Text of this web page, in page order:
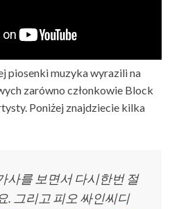
piosenki muzyka wyrazili na
zarówno członkowie Block
Poniżej znajdziecie kilka
사를 보면서 다시한번 절
. 그리고 피오 싸인씨디